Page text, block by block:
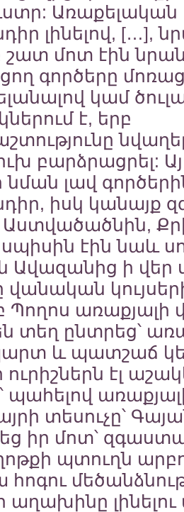
լինելով, […],
շատ մոտ էին
գործերը
կամ
է, երբ
նվաղել
բարձրացրել:
նման լավ
իսկ կանայք
էին նաև
Ավազանից ի վեր
Պողոս առաքյալի
տեղ ընտրեց՝
և պատշաճ
էլ
պահելով
տեսուչը՝
իր մոտ՝
պտուղն
հոգու